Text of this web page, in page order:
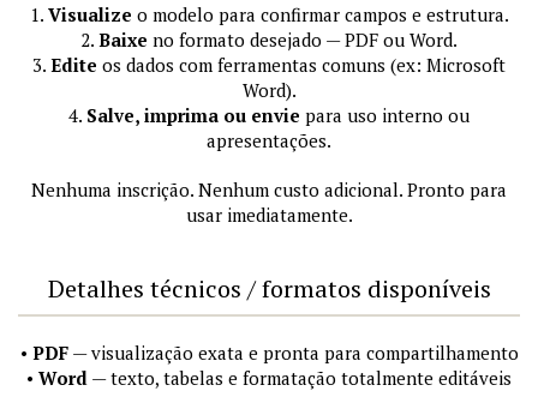
1. Visualize o modelo para confirmar campos e estrutura.
2. Baixe no formato desejado — PDF ou Word.
3. Edite os dados com ferramentas comuns (ex: Microsoft
Word).
4. Salve, imprima ou envie para uso interno ou
apresentações.
Nenhuma inscrição. Nenhum custo adicional. Pronto para
usar imediatamente.
Detalhes técnicos / formatos disponíveis
• PDF— visualização exata e pronta para compartilhamento
• Word — texto, tabelas e formatação totalmente editáveis